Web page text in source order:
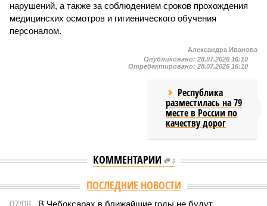
нарушений, а также за соблюдением сроков прохождения
медицинских осмотров и гигиенического обучения
персоналом.
Александра Иванова
Опубликовано: 28.07.2026 16:10
Отредактировано: 28.07.2026 16:10
Республика
разместилась на 79
месте в России по
качеству дорог
КОММЕНТАРИИ 0
Версия //Общество //
В регионе учреждены удостоверения мастеров